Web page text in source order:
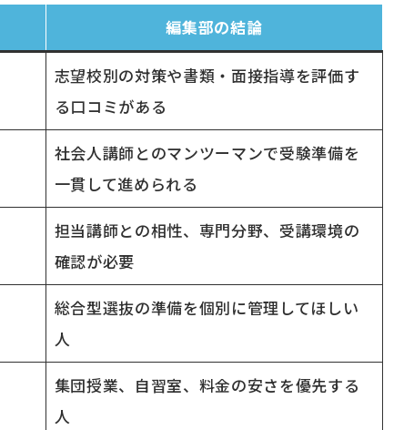
編集部の結論
志望校別の対策や書類・面接指導を評価す
る口コミがある
社会人講師とのマンツーマンで受験準備を
一貫して進められる
担当講師との相性、専門分野、受講環境の
確認が必要
総合型選抜の準備を個別に管理してほしい
人
集団授業、自習室、料金の安さを優先する
人